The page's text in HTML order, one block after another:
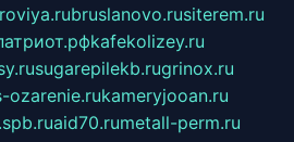
bruslanovo.rusiterem.ru
kafekolizey.ru
sugarepilekb.rugrinox.ru
ozarenie.rukameryjooan.ru
aid70.rumetall-perm.ru